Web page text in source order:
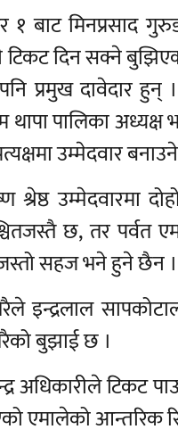
१ बाट मिनप्रसाद
दिन सक्ने बुझिएको
पनि प्रमुख दावेदार
पालिका अध्यक्ष
उम्मेदवार
श्रेष्ठ उम्मेदवारमा
छ, तर
सहज भने हुने छैन ।
इन्द्रलाल
बुझाई छ ।
अधिकारीले टिकट
एमालेको आन्तरिक